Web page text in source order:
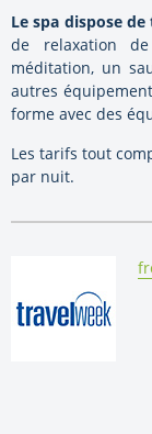
Le spa dispose
de relaxation
méditation, un
autres
forme avec des
Les tarifs tout
par nuit.